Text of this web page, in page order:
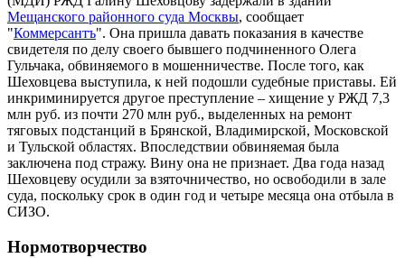
Мещанского районного суда Москвы, сообщает
"Коммерсантъ". Она пришла давать показания в качестве
свидетеля по делу своего бывшего подчиненного Олега
Гульчака, обвиняемого в мошенничестве. После того, как
Шеховцева выступила, к ней подошли судебные приставы. Ей
инкриминируется другое преступление – хищение у РЖД 7,3
млн руб. из почти 270 млн руб., выделенных на ремонт
тяговых подстанций в Брянской, Владимирской, Московской
и Тульской областях. Впоследствии обвиняемая была
заключена под стражу. Вину она не признает. Два года назад
Шеховцеву осудили за взяточничество, но освободили в зале
суда, поскольку срок в один год и четыре месяца она отбыла в
СИЗО.
Нормотворчество